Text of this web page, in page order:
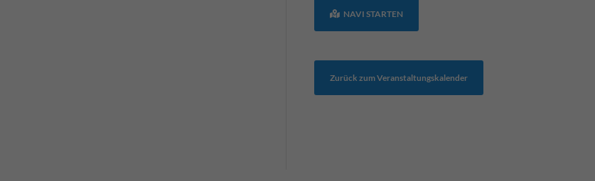
NAVI STARTEN
Zurück zum Veranstaltungskalender